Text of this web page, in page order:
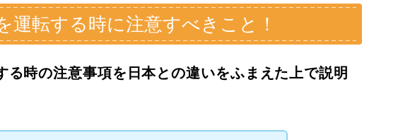
運転する時に注意すべきこと！
る時の注意事項を日本との違いをふまえた上で説明